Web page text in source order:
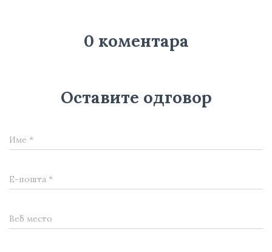
0 коментара
Оставите одговор
Име *
Е-пошта *
Веб место